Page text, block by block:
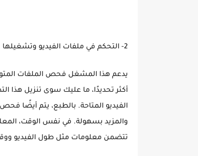
2- التحكم في ملفات الفيديو وتشغيلها
يدعم هذا المشغل فحص الملفات
أكثر تحديدًا، ما عليك سوى تنزيل هذا
والمزيد بسهولة. في نفس الوقت،
تتضمن معلومات مثل طول الفيديو